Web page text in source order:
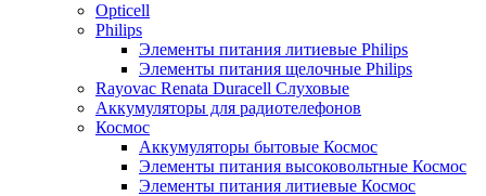
Opticell
Philips
Элементы питания литиевые Philips
Элементы питания щелочные Philips
Rayovac Renata Duracell Слуховые
Аккумуляторы для радиотелефонов
Космос
Аккумуляторы бытовые Космос
Элементы питания высоковольтные Космос
Элементы питания литиевые Космос